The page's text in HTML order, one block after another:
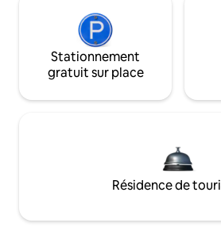
Stationnement
gratuit sur place
Résidence de